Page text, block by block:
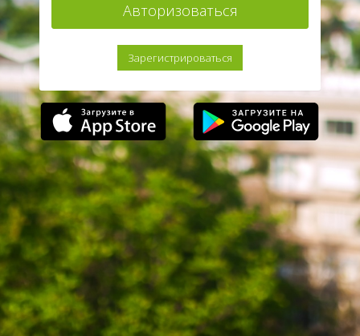
Авторизоваться
Зарегистрироваться